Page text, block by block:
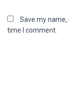
Save my
time I comment.